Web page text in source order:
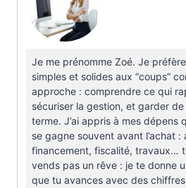
Je me prénomme Zoé. Je
simples et solides aux “coups”
approche : comprendre ce qui
sécuriser la gestion, et garder
terme. J’ai appris à mes dépens
se gagne souvent avant l’achat :
financement, fiscalité, travaux…
vends pas un rêve : je te donne
que tu avances avec des